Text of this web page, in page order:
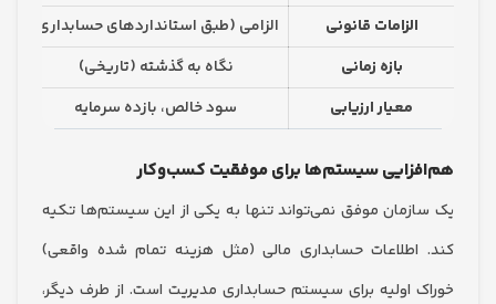
الزامات قانونی
الزامی (طبق استانداردهای حسابداری)
اختیاری
نگاه به گذشته (تاریخی)
معیار ارزیابی
سود خالص، بازده سرمایه
سیستم‌ها برای موفقیت کسب‌وکار
موفق نمی‌تواند تنها به یکی از این سیستم‌ها تکیه
حسابداری مالی (مثل هزینه تمام شده واقعی)
اولیه برای سیستم حسابداری مدیریت است. از طرف دیگر،